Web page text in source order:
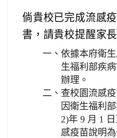
倘貴校已完成流感
書，請貴校提醒家長
一、 依據本府衛
生福利部疾
辦理。
二、 查校園流感
因衛生福利
2)年 9 月 1
感疫苗說明